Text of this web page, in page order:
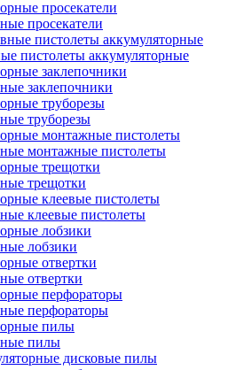
просекатели
пистолеты аккумуляторные
заклепочники
труборезы
монтажные пистолеты
трещотки
клеевые пистолеты
лобзики
отвертки
перфораторы
пилы
дисковые пилы